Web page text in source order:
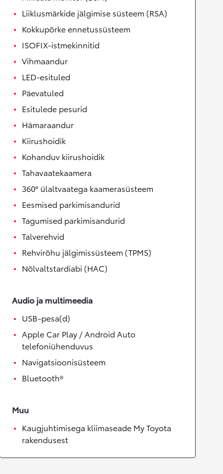
Liiklusmärkide jälgimise süsteem (RSA)
Kokkupõrke ennetussüsteem
ISOFIX-istmekinnitid
Vihmaandur
LED-esituled
Päevatuled
Esitulede pesurid
Hämaraandur
Kiirushoidik
Kohanduv kiirushoidik
Tahavaatekaamera
360° ülaltvaatega kaamerasüsteem
Eesmised parkimisandurid
Tagumised parkimisandurid
Talverehvid
Rehvirõhu jälgimissüsteem (TPMS)
Nõlvaltstardiabi (HAC)
Audio ja multimeedia
USB-pesa(d)
Apple Car Play / Android Auto
telefoniühenduvus
Navigatsioonisüsteem
Bluetooth®
Muu
Kaugjuhtimisega kliimaseade My Toyota
rakendusest